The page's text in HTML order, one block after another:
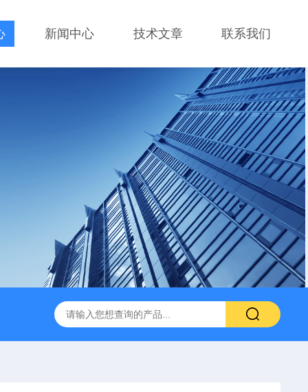
新闻中心 技术文章 联系我们